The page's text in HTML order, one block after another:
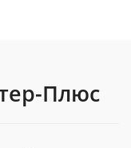
Плюс